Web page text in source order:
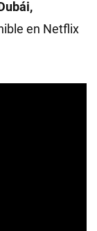
en Netflix